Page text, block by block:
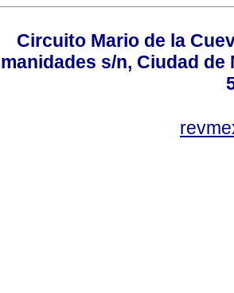
Circuito Mario de la
s/n, Ciudad de